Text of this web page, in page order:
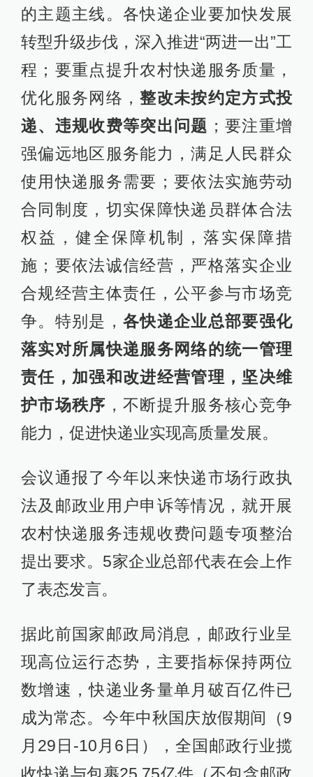
的主题主线。各快递企业要加快发展
转型升级步伐，深入推进“两进一出”工
程；要重点提升农村快递服务质量，
优化服务网络，整改未按约定方式投
递、违规收费等突出问题 ；要注重增
强偏远地区服务能力，满足人民群众
使用快递服务需要；要依法实施劳动
合同制度，切实保障快递员群体合法
权益，健全保障机制，落实保障措
施；要依法诚信经营，严格落实企业
合规经营主体责任，公平参与市场竞
争。特别是， 各快递企业总部要强化
落实对所属快递服务网络的统一管理
责任，加强和改进经营管理，坚决维
护市场秩序 ，不断提升服务核心竞争
能力，促进快递业实现高质量发展。
会议通报了今年以来快递市场行政执
法及邮政业用户申诉等情况，就开展
农村快递服务违规收费问题专项整治
提出要求。5家企业总部代表在会上作
了表态发言。
据此前国家邮政局消息，邮政行业呈
现高位运行态势，主要指标保持两位
数增速，快递业务量单月破百亿件已
成为常态。今年中秋国庆放假期间（9
月29日-10月6日），全国邮政行业揽